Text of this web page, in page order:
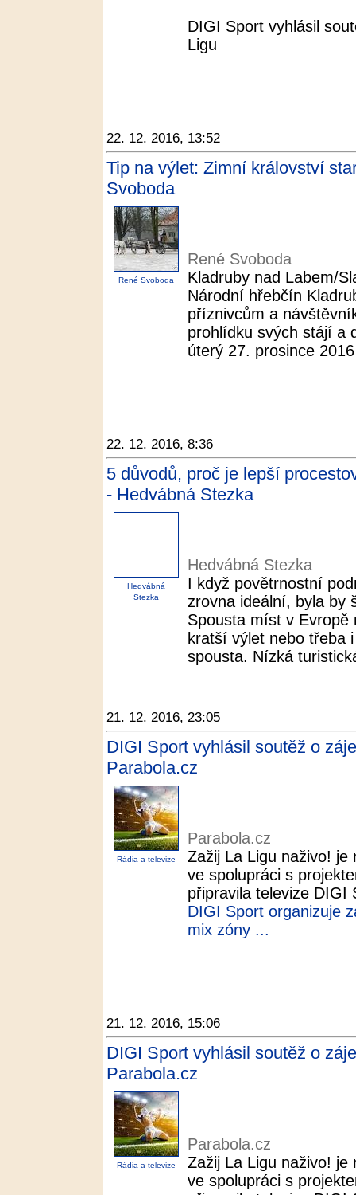
DIGI Sport vyhlásil
Ligu
22. 12. 2016, 13:52
Tip na výlet: Zimní království
Svoboda
René Svoboda
René Svoboda
Kladruby nad Labem/
Národní hřebčín
příznivcům a
prohlídku svých stájí a
úterý 27. prosince
22. 12. 2016, 8:36
5 důvodů, proč je lepší
- Hedvábná Stezka
Hedvábná
Stezka
Hedvábná Stezka
I když povětrnostní
zrovna ideální, byla by
Spousta míst v
kratší výlet nebo třeba
spousta. Nízká
21. 12. 2016, 23:05
DIGI Sport vyhlásil soutěž o
Parabola.cz
Rádia a televize
Parabola.cz
Zažij La Ligu naživo!
ve spolupráci s
připravila televize DIGI
DIGI Sport organizuje
mix zóny ...
21. 12. 2016, 15:06
DIGI Sport vyhlásil soutěž o
Parabola.cz
Rádia a televize
Parabola.cz
Zažij La Ligu naživo!
ve spolupráci s